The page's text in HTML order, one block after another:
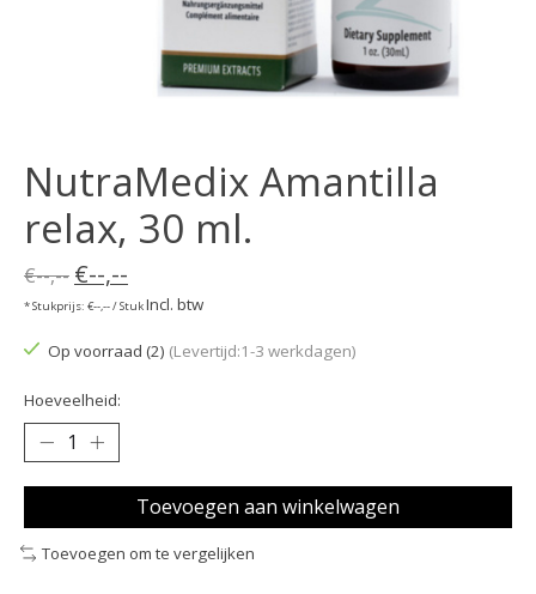
NutraMedix Amantilla
relax, 30 ml.
€--,-- €--,--
* Stukprijs: €--,-- / StukIncl. btw
Op voorraad (2) (Levertijd:1-3 werkdagen)
Hoeveelheid:
Toevoegen aan winkelwagen
Toevoegen om te vergelijken